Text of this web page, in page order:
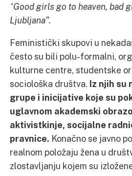
“Good girls go to heaven, bad
Ljubljana”.
Feministički skupovi u
često su bili polu-formalni,
kulturne centre, studentske
sociološka društva. Iz njih su
grupe i inicijative koje su
uglavnom akademski
aktivistkinje, socijalne
pravnice. Konačno se javno
realnom položaju žena u
zlostavljanju kojem su